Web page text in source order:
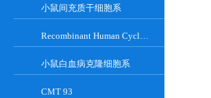
小鼠间充质干细胞系
Recombinant Human Cyclin-Dependent Kinase Inhibitor 2A
小鼠白血病克隆细胞系
CMT 93